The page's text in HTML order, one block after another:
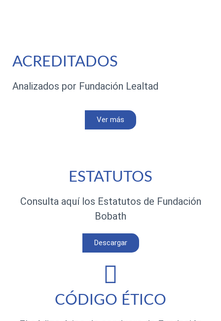
ACREDITADOS
Analizados por Fundación Lealtad
Ver más
ESTATUTOS
Consulta aquí los Estatutos de Fundación
Bobath
Descargar
CÓDIGO ÉTICO